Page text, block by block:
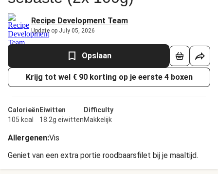
Recipe Development Team
Update op July 05, 2026
Opslaan
Krijg tot wel € 90 korting op je eerste 4 boxen
Calorieën
105 kcal
Eiwitten
18.2g eiwitten
Difficulty
Makkelijk
Allergenen:Vis
Geniet van een extra portie roodbaarsfilet bij je maaltijd.